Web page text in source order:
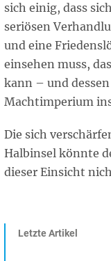
sich einig, dass
seriösen
und eine
einsehen muss,
kann – und
Machtimperium
Die sich
Halbinsel könnte
dieser Einsicht
Letzte Artikel